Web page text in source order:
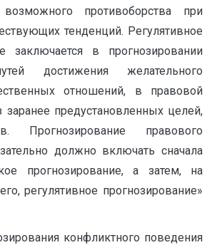
противоборства при
тенденций. Регулятивное
заключается в прогнозировании
достижения желательного
отношений, в правовой
заранее предустановленных целей,
Прогнозирование правового
должно включать сначала
прогнози­рование, а затем, на
регулятивное прогнозирование»
конфликтного поведения